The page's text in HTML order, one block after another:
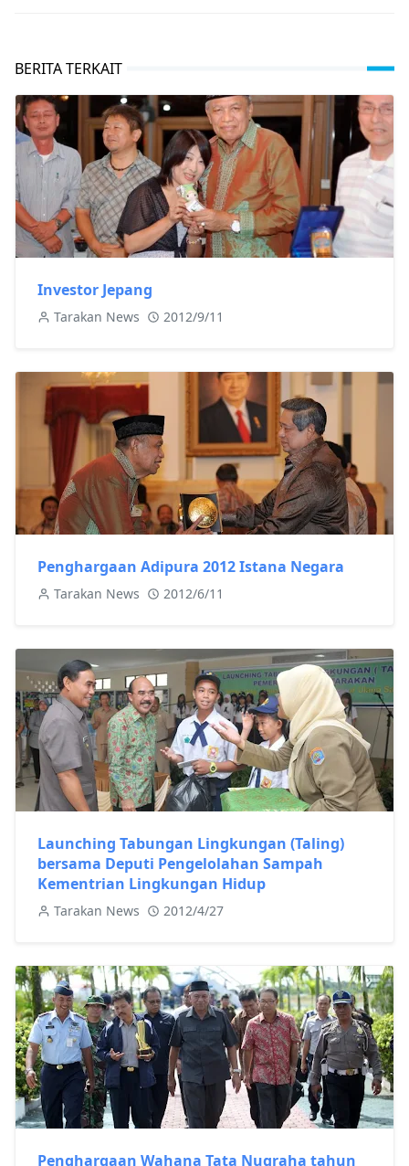
BERITA TERKAIT
Investor Jepang
Tarakan News 2012/9/11
Penghargaan Adipura 2012 Istana Negara
Tarakan News 2012/6/11
Launching Tabungan Lingkungan (Taling)
bersama Deputi Pengelolahan Sampah
Kementrian Lingkungan Hidup
Tarakan News 2012/4/27
Penghargaan Wahana Tata Nugraha tahun